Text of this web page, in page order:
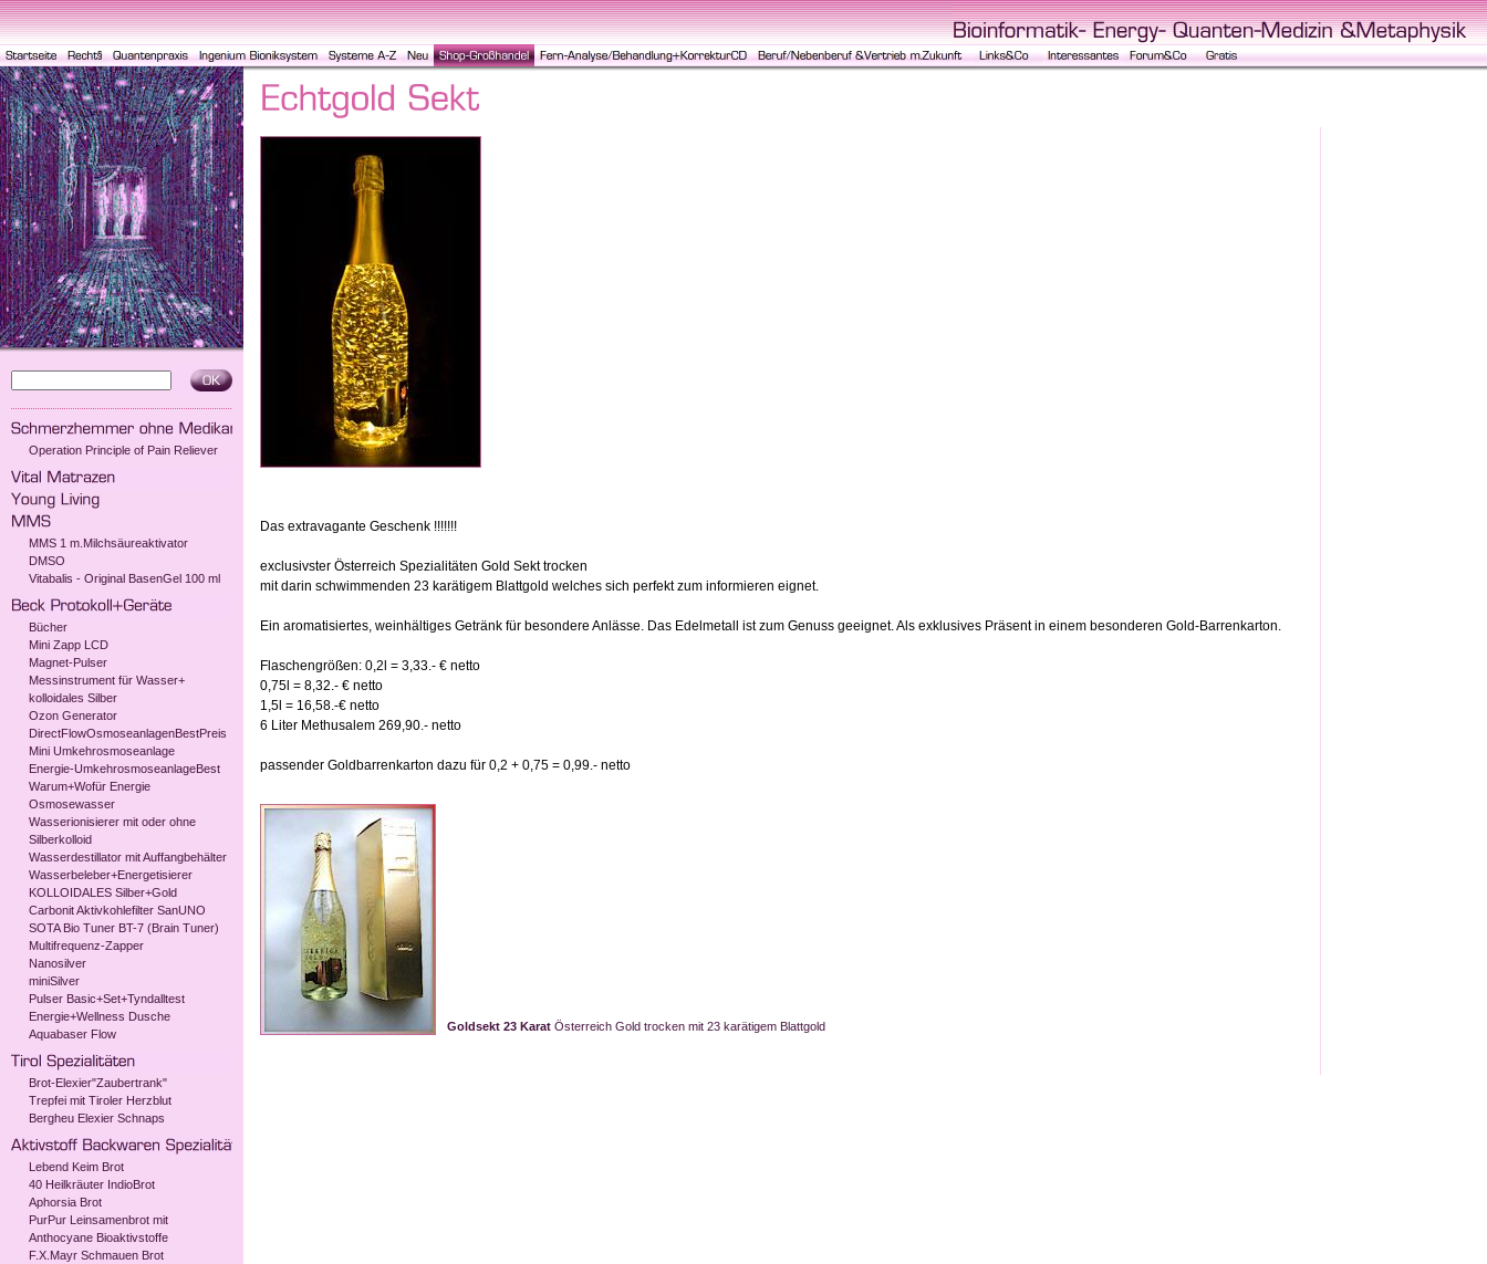
Operation Principle of Pain Reliever
MMS 1 m.Milchsäureaktivator
DMSO
Vitabalis - Original BasenGel 100 ml
Bücher
Mini Zapp LCD
Magnet-Pulser
Messinstrument für Wasser+
kolloidales Silber
Ozon Generator
DirectFlowOsmoseanlagenBestPreis
Mini Umkehrosmoseanlage
Energie-UmkehrosmoseanlageBest
Warum+Wofür Energie
Osmosewasser
Wasserionisierer mit oder ohne
Silberkolloid
Wasserdestillator mit Auffangbehälter
Wasserbeleber+Energetisierer
KOLLOIDALES Silber+Gold
Carbonit Aktivkohlefilter SanUNO
SOTA Bio Tuner BT-7 (Brain Tuner)
Multifrequenz-Zapper
Nanosilver
miniSilver
Pulser Basic+Set+Tyndalltest
Energie+Wellness Dusche
Aquabaser Flow
Brot-Elexier"Zaubertrank"
Trepfei mit Tiroler Herzblut
Bergheu Elexier Schnaps
Lebend Keim Brot
40 Heilkräuter IndioBrot
Aphorsia Brot
PurPur Leinsamenbrot mit
Anthocyane Bioaktivstoffe
F.X.Mayr Schmauen Brot
Das extravagante Geschenk !!!!!!!
exclusivster Österreich Spezialitäten Gold Sekt trocken
mit darin schwimmenden 23 karätigem Blattgold welches sich perfekt zum informieren eignet.
Ein aromatisiertes, weinhältiges Getränk für besondere Anlässe. Das Edelmetall ist zum Genuss geeignet. Als exklusives Präsent in einem besonderen Gold-Barrenkarton.
Flaschengrößen: 0,2l = 3,33.- € netto
0,75l = 8,32.- € netto
1,5l = 16,58.-€ netto
6 Liter Methusalem 269,90.- netto
passender Goldbarrenkarton dazu für 0,2 + 0,75 = 0,99.- netto
Goldsekt 23 Karat Österreich Gold trocken mit 23 karätigem Blattgold